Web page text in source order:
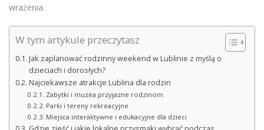
wrażenia.
W tym artykule przeczytasz
Jak zaplanować rodzinny weekend w Lublinie z myślą o
dzieciach i dorosłych?
Najciekawsze atrakcje Lublina dla rodzin
Zabytki i muzea przyjazne rodzinom
Parki i tereny rekreacyjne
Miejsca interaktywne i edukacyjne dla dzieci